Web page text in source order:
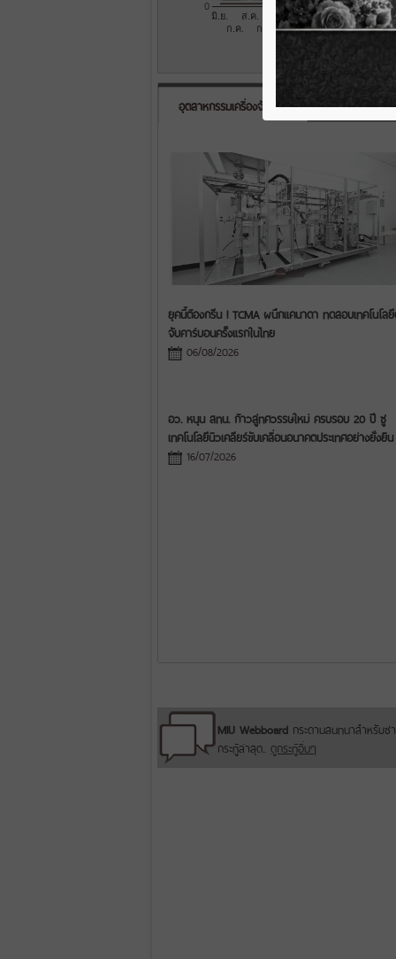
มิ.ย.
ก.ค.
ส.ค.
ก.ย.
ต.ค.
พ.ย.
ธ.ค.
ม.ค.
ก.พ.
มี.ค.
เม.ย.
พ.ค.
0
อุตสาหกรรมเครื่องจักรกล เศรษฐกิจ
ยุคนี้ต้องกรีน ! TCMA ผนึกแคนาดา ทดสอบเทคโนโล
จับคาร์บอนครั้งแรกในไทย
06/08/2026
อว. หนุน สทน. ก้าวสู่ทศวรรษใหม่ ครบรอบ 20 ปี ชู
เทคโนโลยีนิวเคลียร์ขับเคลื่อนอนาคตประเทศอย่างยั่งยืน
16/07/2026
MIU Webboard กระดานสนทนาสำหรับ
กระทู้ล่าสุด.. ดูกระทู้อื่นๆ